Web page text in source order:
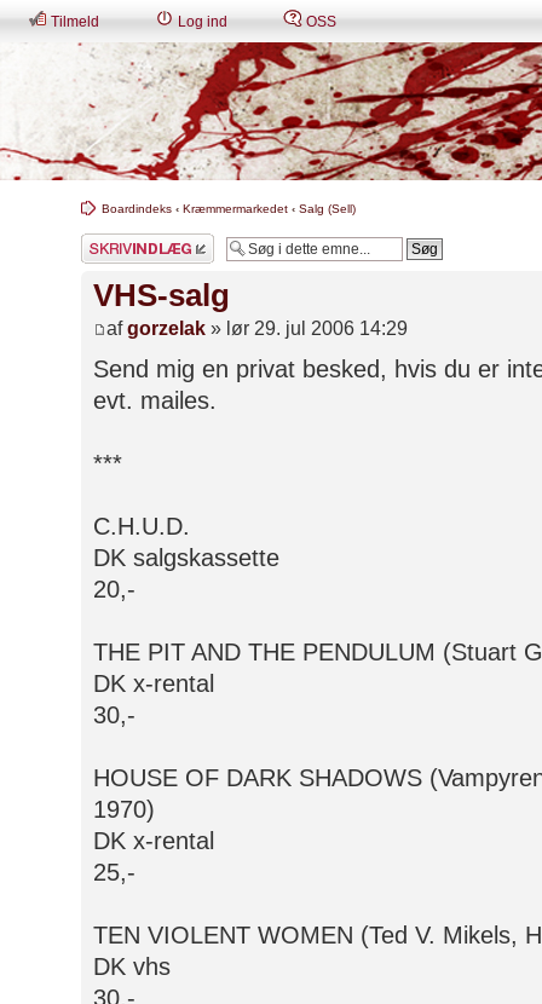
Tilmeld Log ind OSS
Boardindeks ‹ Kræmmermarkedet ‹ Salg (Sell)
Skriv et svar
VHS-salg
afgorzelak » lør 29. jul 2006 14:29
Send mig en privat besked, hvis du er
evt. mailes.
***
C.H.U.D.
DK salgskassette
20,-
THE PIT AND THE PENDULUM (Stuart
DK x-rental
30,-
HOUSE OF DARK SHADOWS
1970)
DK x-rental
25,-
TEN VIOLENT WOMEN (Ted V. Mikels,
DK vhs
30,-